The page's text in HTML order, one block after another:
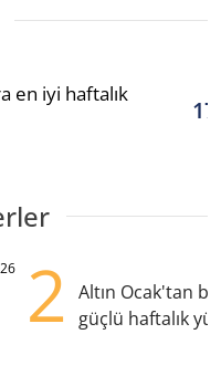
en iyi haftalık
2
Altın Ocak'tan
güçlü haftalık